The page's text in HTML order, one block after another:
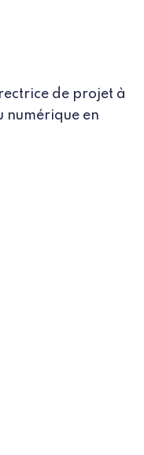
de projet à
numérique en